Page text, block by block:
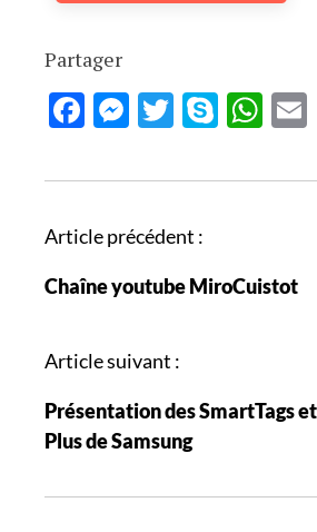
Partager
Facebook
Messenger
Twitter
Skype
N
v
g
t
i
n
Article précédent :
Chaîne youtube MiroCuistot
Article suivant :
Présentation des SmartTags
Plus de Samsung